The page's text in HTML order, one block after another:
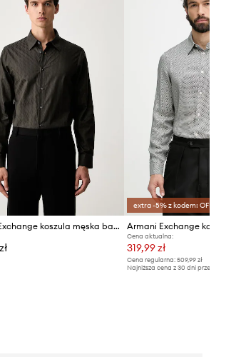
Armani Exchange koszula męska bawełniana
extra -5% z kodem: OFF*
Cena aktualna:
319,99 zł
Cena regularna: 509,99 zł
Najniższa cena z 30 dni przed obniżką: